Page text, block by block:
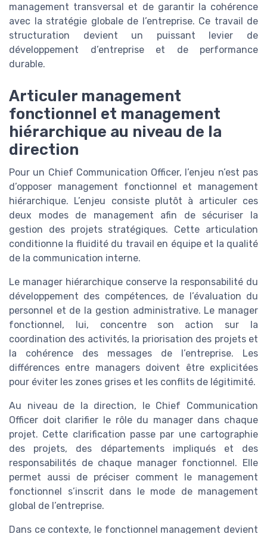
management transversal et de garantir la cohérence
avec la stratégie globale de l’entreprise. Ce travail de
structuration devient un puissant levier de
développement d’entreprise et de performance
durable.
Articuler management
fonctionnel et management
hiérarchique au niveau de la
direction
Pour un Chief Communication Officer, l’enjeu n’est pas
d’opposer management fonctionnel et management
hiérarchique. L’enjeu consiste plutôt à articuler ces
deux modes de management afin de sécuriser la
gestion des projets stratégiques. Cette articulation
conditionne la fluidité du travail en équipe et la qualité
de la communication interne.
Le manager hiérarchique conserve la responsabilité du
développement des compétences, de l’évaluation du
personnel et de la gestion administrative. Le manager
fonctionnel, lui, concentre son action sur la
coordination des activités, la priorisation des projets et
la cohérence des messages de l’entreprise. Les
différences entre managers doivent être explicitées
pour éviter les zones grises et les conflits de légitimité.
Au niveau de la direction, le Chief Communication
Officer doit clarifier le rôle du manager dans chaque
projet. Cette clarification passe par une cartographie
des projets, des départements impliqués et des
responsabilités de chaque manager fonctionnel. Elle
permet aussi de préciser comment le management
fonctionnel s’inscrit dans le mode de management
global de l’entreprise.
Dans ce contexte, le fonctionnel management devient